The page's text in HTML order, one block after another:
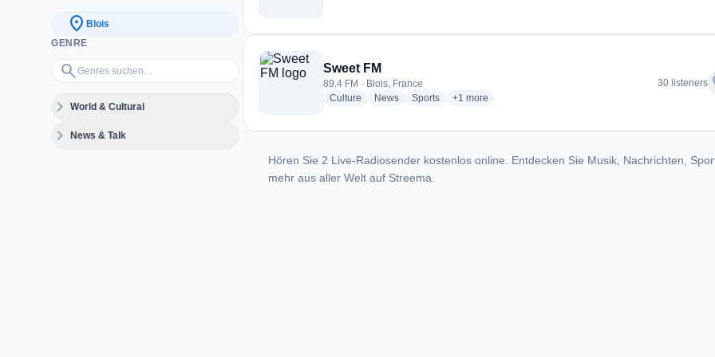
location_on Blois
GENRE
search
Genres suchen…
expand_moreWorld & Cultural
expand_moreNews & Talk
Sweet FM
89.4 FM · Blois, France
Culture radio stations
Newsradio stations
Sportsradio stations
+1 more genres for Sweet FM
more
30 listeners
Hören Sie 2 Live-Radiosender kostenlos online. Entdecken Sie Musik, Nachrichten,
mehr aus aller Welt auf Streema.